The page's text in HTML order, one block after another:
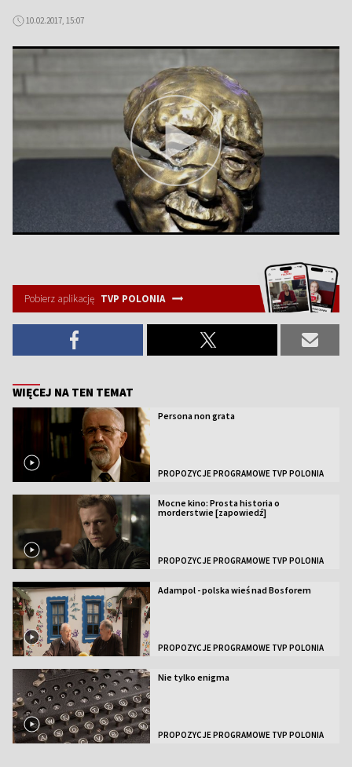
10.02.2017, 15:07
Pobierz aplikację TVP POLONIA
WIĘCEJ NA TEN TEMAT
Persona non grata
PROPOZYCJE PROGRAMOWE TVP POLONIA
Mocne kino: Prosta historia o
morderstwie [zapowiedź]
PROPOZYCJE PROGRAMOWE TVP POLONIA
Adampol - polska wieś nad Bosforem
PROPOZYCJE PROGRAMOWE TVP POLONIA
Nie tylko enigma
PROPOZYCJE PROGRAMOWE TVP POLONIA